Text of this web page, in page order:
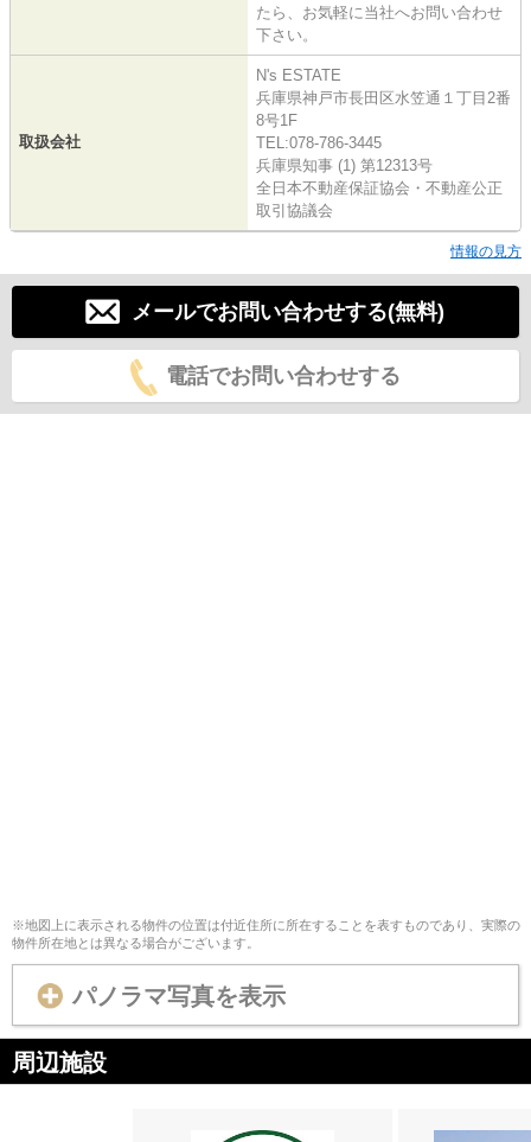
たら、お気軽に当社へお問い合わせ
下さい。
取扱会社
N's ESTATE
兵庫県神戸市長田区水笠通１丁目2番
8号1F
TEL:078-786-3445
兵庫県知事 (1) 第12313号
全日本不動産保証協会・不動産公正
取引協議会
情報の見方
メールでお問い合わせする(無料)
電話でお問い合わせする
※地図上に表示される物件の位置は付近住所に所在することを表すものであり、実際の
物件所在地とは異なる場合がございます。
パノラマ写真を表示
周辺施設